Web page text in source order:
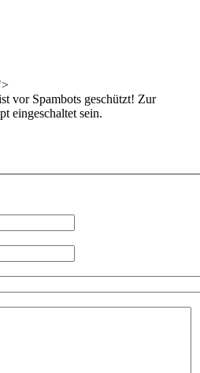
vor Spambots geschützt! Zur
eingeschaltet sein.